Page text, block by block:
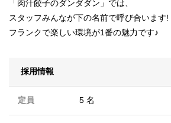
「肉汁餃子のダンダダン」では、
スタッフみんなが下の名前で呼び合います!
フランクで楽しい環境が1番の魅力です♪
採用情報
定員 5 名